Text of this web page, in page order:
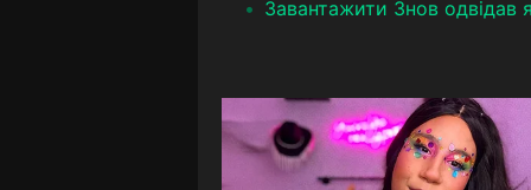
Завантажити Знов одвідав